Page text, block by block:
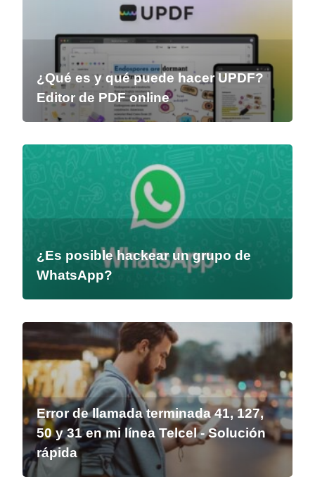
¿Qué es y qué puede hacer UPDF?
Editor de PDF online
¿Es posible hackear un grupo de
WhatsApp?
Error de llamada terminada 41, 127,
50 y 31 en mi línea Telcel - Solución
rápida